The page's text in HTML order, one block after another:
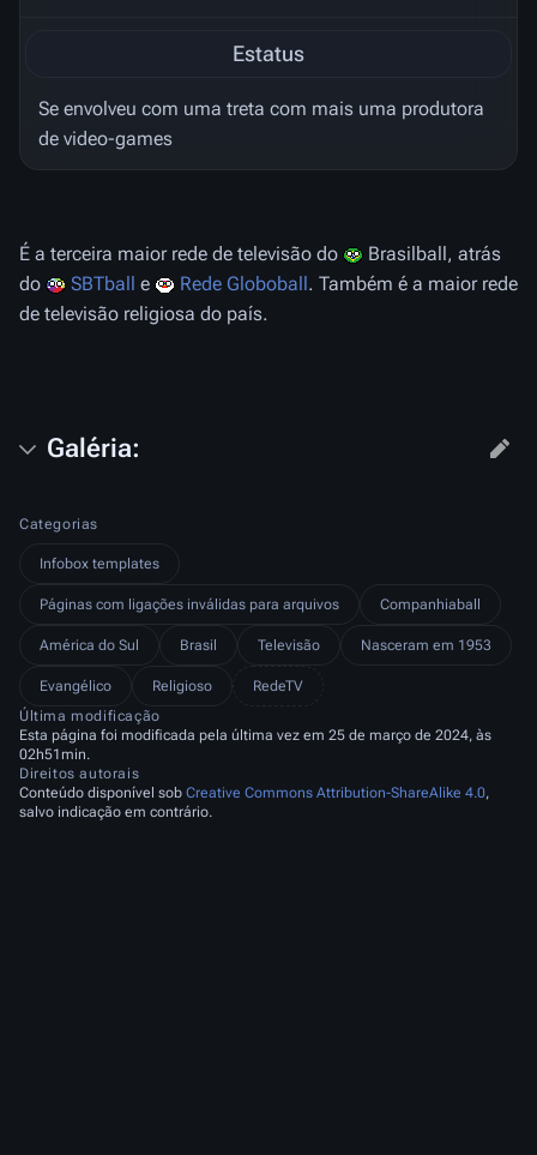
Estatus
Se envolveu com uma treta com mais uma produtora
de video-games
É a terceira maior rede de televisão do
Brasilball, atrás
do
SBTball e Rede Globoball. Também é a maior rede
de televisão religiosa do país.
Galéria:
Categorias
Infobox templates
Páginas com ligações inválidas para arquivos Companhiaball
América do Sul Brasil Televisão Nasceram em 1953
Evangélico Religioso
RedeTV
Última modificação
Esta página foi modificada pela última vez em 25 de março de 2024, às
02h51min.
Direitos autorais
Conteúdo disponível sob Creative Commons Attribution-ShareAlike 4.0,
salvo indicação em contrário.